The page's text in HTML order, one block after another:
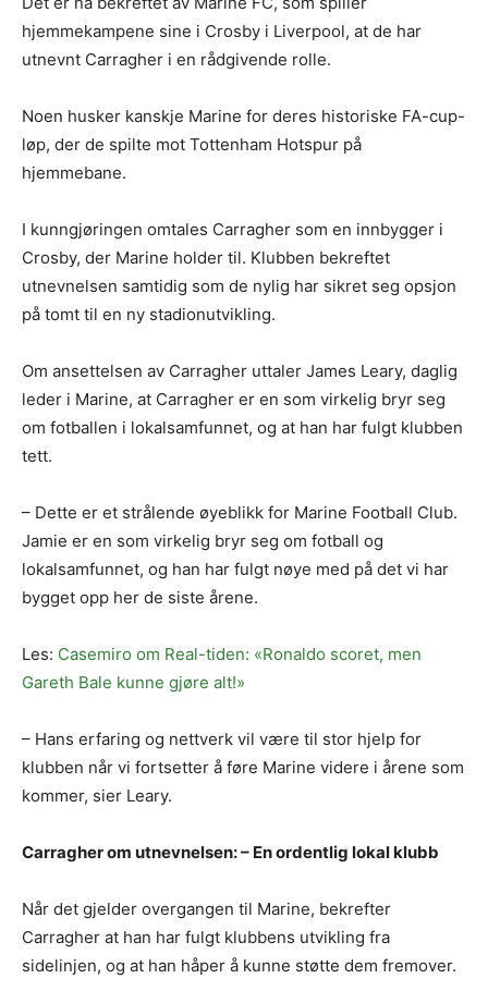
hjemmekampene sine i Crosby i Liverpool, at de har
utnevnt Carragher i en rådgivende rolle.
Noen husker kanskje Marine for deres historiske FA-cup-
løp, der de spilte mot Tottenham Hotspur på
hjemmebane.
I kunngjøringen omtales Carragher som en innbygger i
Crosby, der Marine holder til. Klubben bekreftet
utnevnelsen samtidig som de nylig har sikret seg opsjon
på tomt til en ny stadionutvikling.
Om ansettelsen av Carragher uttaler James Leary, daglig
leder i Marine, at Carragher er en som virkelig bryr seg
om fotballen i lokalsamfunnet, og at han har fulgt klubben
tett.
– Dette er et strålende øyeblikk for Marine Football Club.
Jamie er en som virkelig bryr seg om fotball og
lokalsamfunnet, og han har fulgt nøye med på det vi har
bygget opp her de siste årene.
Les: Casemiro om Real-tiden: «Ronaldo scoret, men
Gareth Bale kunne gjøre alt!»
– Hans erfaring og nettverk vil være til stor hjelp for
klubben når vi fortsetter å føre Marine videre i årene som
kommer, sier Leary.
Carragher om utnevnelsen: – En ordentlig lokal klubb
Når det gjelder overgangen til Marine, bekrefter
Carragher at han har fulgt klubbens utvikling fra
sidelinjen, og at han håper å kunne støtte dem fremover.